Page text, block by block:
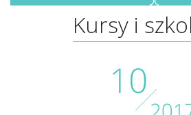
Kursy i